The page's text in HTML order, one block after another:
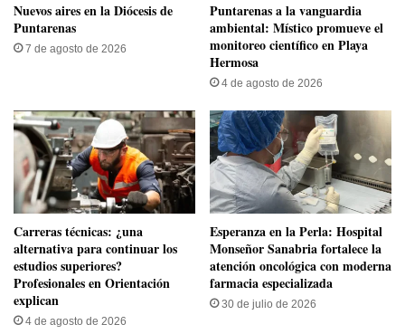
​Nuevos aires en la Diócesis de
Puntarenas
7 de agosto de 2026
​Puntarenas a la vanguardia
ambiental: Místico promueve el
monitoreo científico en Playa
Hermosa
4 de agosto de 2026
Carreras técnicas: ¿una
alternativa para continuar los
estudios superiores?
Profesionales en Orientación
explican
4 de agosto de 2026
​Esperanza en la Perla: Hospital
Monseñor Sanabria fortalece la
atención oncológica con moderna
farmacia especializada
30 de julio de 2026